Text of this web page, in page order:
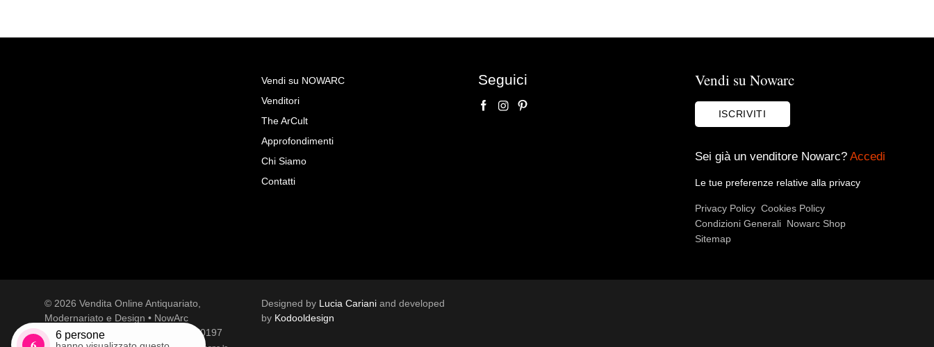
6 persone
Richiedi Maggiori Info su
Antico tavolo in noce epoca Impero
Accetto le condizioni sulla
Voglio rimanere aggiornato sulle ultime novità.
Vendi su NOWARC
Venditori
The ArCult
Approfondimenti
Chi Siamo
Contatti
Seguici Vendi su Nowarc
ISCRIVITI
Sei già un venditore Nowarc? Accedi
Le tue preferenze relative alla privacy
Privacy Policy Cookies Policy
Condizioni Generali Nowarc Shop
Sitemap
© 2026 Vendita Online Antiquariato,
Modernariato e Design • NowArc
Tutti i diritti riservati | P.Iva 01741540197
Designed by Lucia Cariani and developed
by Kodooldesign